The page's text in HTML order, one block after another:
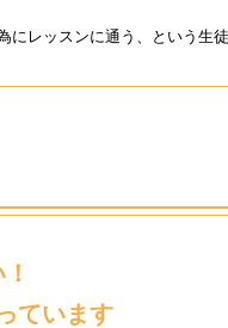
レッスンに通う、という生徒
ています